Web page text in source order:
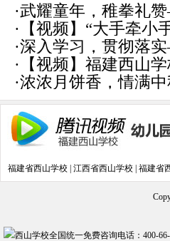
·武耀童年，稚拳礼
(2018-12-28)
· 【视频】“大手牵
运动会(2018-11-10)
·深入学习，贯彻落
列活动(2018-10-12)
· 【视频】福建西山
会实践活动(2018-09-
·浓浓月饼香，情满
道(2018-09-24)
福建省西山学校 江西省西山学校 福建省